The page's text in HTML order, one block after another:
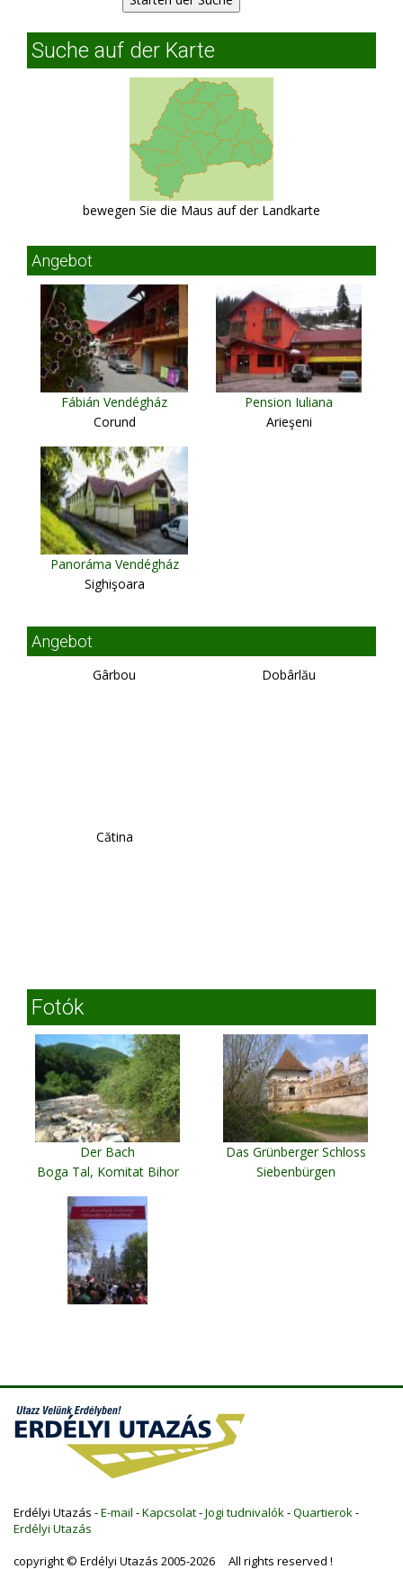
Suche auf der Karte
bewegen Sie die Maus auf der Landkarte
Angebot
Fábián Vendégház
Corund
Pension Iuliana
Arieşeni
Panoráma Vendégház
Sighişoara
Angebot
Gârbou Dobârlău
Cătina
Fotók
Der Bach
Boga Tal, Komitat Bihor
Das Grünberger Schloss
Siebenbürgen
Erdélyi Utazás -E-mail -Kapcsolat-Jogi tudnivalók-Quartierok-
Erdélyi Utazás
copyright © Erdélyi Utazás 2005-2026 All rights reserved !